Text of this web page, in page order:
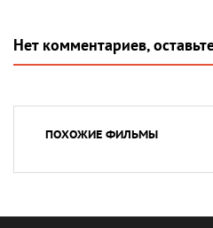
Нет комментариев,
ПОХОЖИЕ ФИЛЬМЫ